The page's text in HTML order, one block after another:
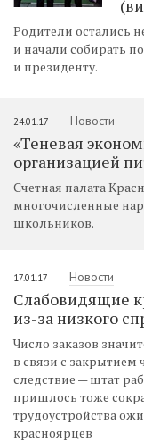
Родители остались
и начали собирать
и президенту.
24.01.17 Новости
«Теневая
организацией
Счетная палата
многочисленные
школьников.
17.01.17 Новости
Слабовидящие
из-за низкого
Число заказов
в связи с закрытием
следствие — штат
пришлось тоже
трудоустройства
красноярцев